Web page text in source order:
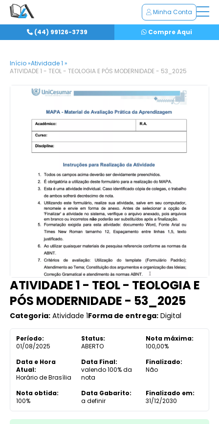
Minha Conta
(44) 99126-3739 Compre Aqui
Início »Atividade 1 »
ATIVIDADE 1 - TEOL - TEOLOGIA E PÓS MODERNIDADE - 53_2025
ATIVIDADE 1 - TEOL - TEOLOGIA E
PÓS MODERNIDADE - 53_2025
Categoria: Atividade 1Forma de entrega: Digital
Período:
01/08/2025
Status:
ABERTO
Nota máxima:
100,00%
Data e Hora
Atual:
Horário de Brasília
Data Final:
valendo 100% da
nota
Finalizado:
Não
Nota obtida:
100%
Data Gabarito:
a definir
Finalizado em:
31/12/2030